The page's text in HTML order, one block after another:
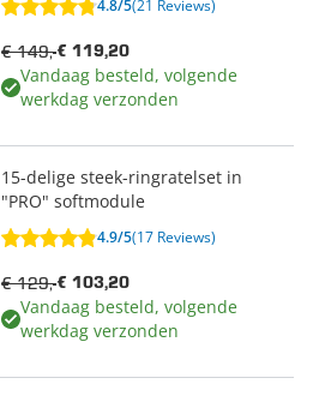
4.8/5(21 Reviews)
€ 119,20
€ 149,-
Vandaag besteld, volgende
werkdag verzonden
15-delige steek-ringratelset in
"PRO" softmodule
4.9/5(17 Reviews)
€ 103,20
€ 129,-
Vandaag besteld, volgende
werkdag verzonden